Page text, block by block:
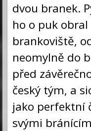
dvou branek.
ho o puk
brankoviště,
neomylně do
před
český tým, a
jako perfektní
svými